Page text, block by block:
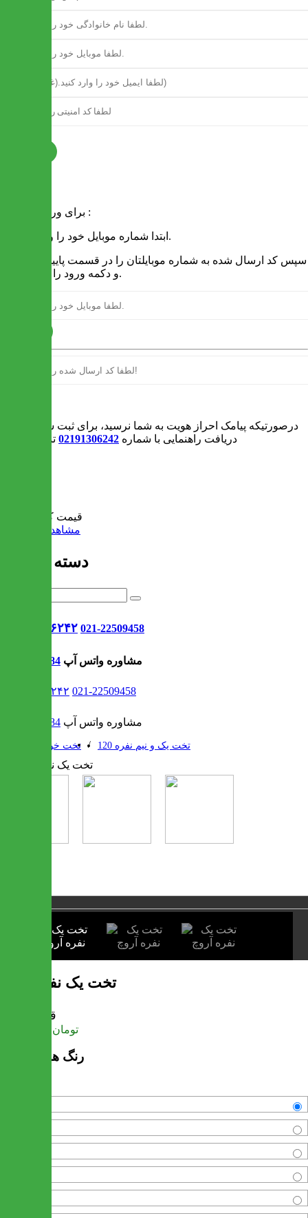
برای ورود به سایت :
1 - ابتدا شماره موبایل خود را وارد کنید.
و دکمه ورود را انتخاب کنید.
درصورتیکه پیامک احراز هویت به شما نرسید، برای ثبت سفارش و یا
دریافت راهنمایی با شماره 02191306242 تماس بگیرید
قیمت کل:
مشاهده سبد خرید
دسته بندی ها
021-۹۱۳۰۶۲۴۲ 021-22509458
09302308484 مشاوره واتس آپ
021-۹۱۳۰۶۲۴۲ 021-22509458
09302308484 مشاوره واتس آپ
تخت خواب / تخت یک و نیم نفره 120
تخت یک نفره آروچ
قیمت
تومان
رنگ های موجود